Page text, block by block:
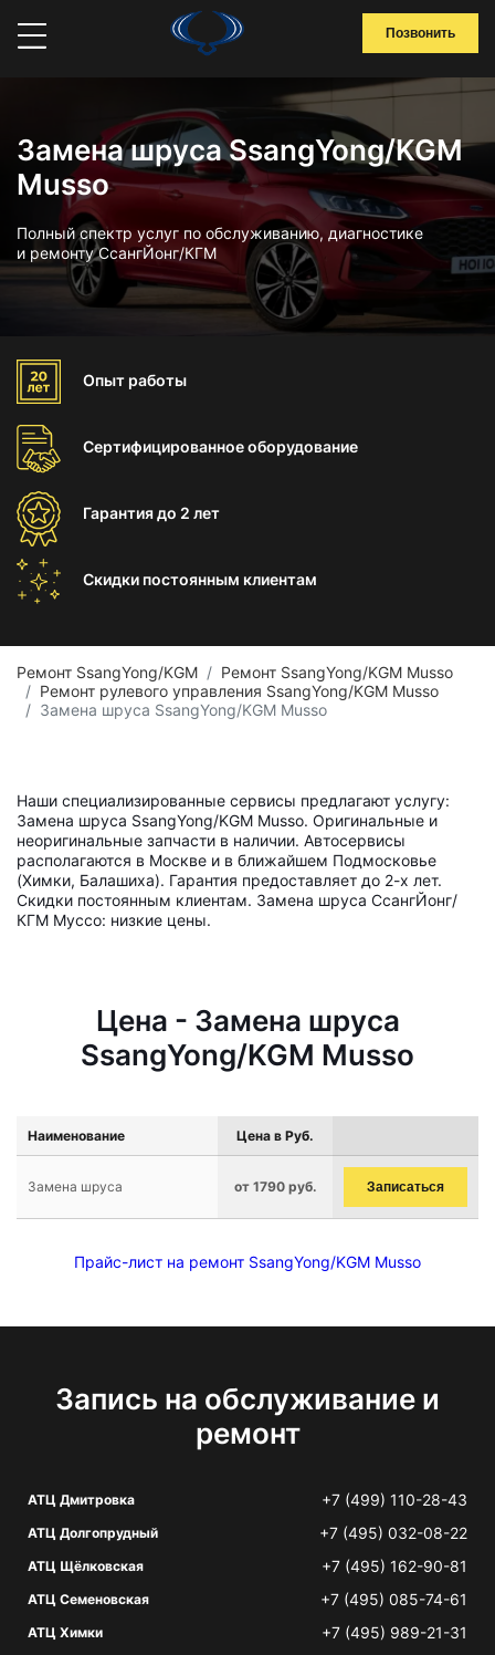
Позвонить
Замена шруса SsangYong/KGM
Musso
Полный спектр услуг по обслуживанию, диагностике
и ремонту СсангЙонг/КГМ
Опыт работы
Сертифицированноеоборудование
Гарантиядо 2 лет
Скидки постоянным клиентам
Ремонт SsangYong/KGM
Ремонт SsangYong/KGM Musso
Ремонт рулевого управления SsangYong/KGM Musso
Замена шруса SsangYong/KGM Musso
Наши специализированные сервисы предлагают услугу:
Замена шруса SsangYong/KGM Musso. Оригинальные и
неоригинальные запчасти в наличии. Автосервисы
располагаются в Москве и в ближайшем Подмосковье
(Химки, Балашиха). Гарантия предоставляет до 2-х лет.
Скидки постоянным клиентам. Замена шруса СсангЙонг/
КГМ Муссо: низкие цены.
Цена - Замена шруса
SsangYong/KGM Musso
Наименование Цена в Руб.
Замена шруса от 1790 руб. Записаться
Прайс-лист на ремонт SsangYong/KGM Musso
Запись на обслуживание и
ремонт
АТЦ Дмитровка +7 (499) 110-28-43
АТЦ Долгопрудный +7 (495) 032-08-22
АТЦ Щёлковская +7 (495) 162-90-81
АТЦ Семеновская +7 (495) 085-74-61
АТЦ Химки +7 (495) 989-21-31